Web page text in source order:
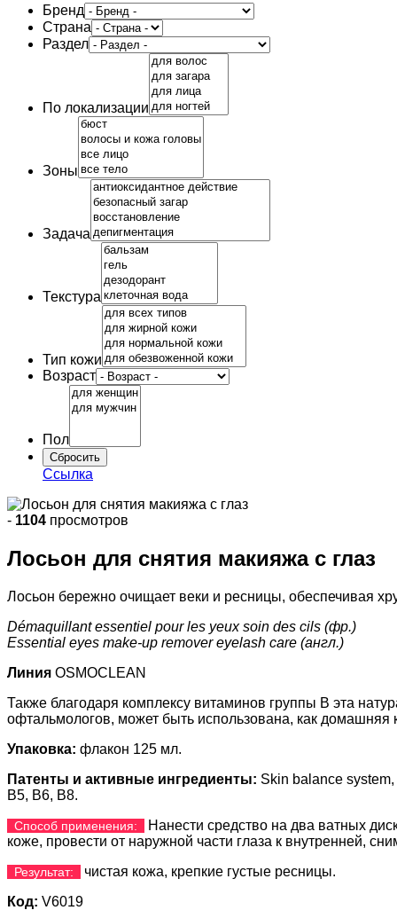
Бренд
Страна
Раздел
По локализации
Зоны
Задача
Текстура
Тип кожи
Возраст
Пол
Ссылка
- 1104 просмотров
Лосьон для снятия макияжа с глаз
Лосьон бережно очищает веки и ресницы, обеспечивая
Démaquillant essentiel pour les yeux soin des cils (фр.)
Essential eyes make-up remover eyelash care (англ.)
Линия OSMOCLEAN
Также благодаря комплексу витаминов группы В эта
офтальмологов, может быть использована, как домашняя
Упаковка: флакон 125 мл.
Патенты и активные ингредиенты: Skin balance
В5, В6, В8.
Способ применения:
Нанести средство на два ватных
коже, провести от наружной части глаза к внутренней,
Результат:
чистая кожа, крепкие густые ресницы.
Код: V6019